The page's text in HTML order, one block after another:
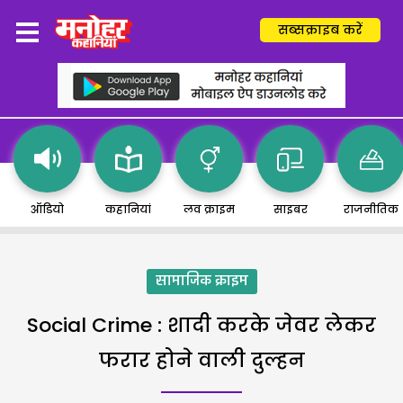
सब्सक्राइब करें
ऑडियो कहानियां लव क्राइम साइबर राजनीतिक
सामाजिक क्राइम
Social Crime : शादी करके जेवर लेकर
फरार होने वाली दुल्हन